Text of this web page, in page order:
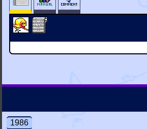
1986